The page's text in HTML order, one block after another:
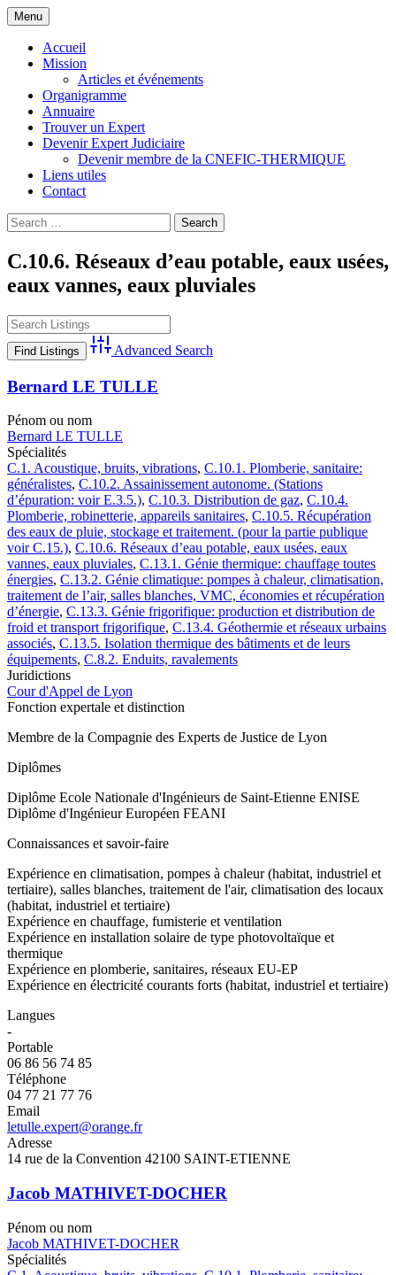
Skip
to
content
CNEFIC-THERMIQUE
Thermique Climatique et Frigorifique
Menu
Accueil
Mission
Articles et événements
Organigramme
Annuaire
Trouver un Expert
Devenir Expert Judiciaire
Devenir membre de la CNEFIC-THERMIQUE
Liens utiles
Contact
Search
for:
C.10.6. Réseaux d’eau potable, eaux usées,
eaux vannes, eaux pluviales
Advanced Search
Bernard LE TULLE
Pénom ou nom
Bernard LE TULLE
Spécialités
C.1. Acoustique, bruits, vibrations, C.10.1. Plomberie, sanitaire:
généralistes, C.10.2. Assainissement autonome. (Stations
d’épuration: voir E.3.5.), C.10.3. Distribution de gaz, C.10.4.
Plomberie, robinetterie, appareils sanitaires, C.10.5. Récupération
des eaux de pluie, stockage et traitement. (pour la partie publique
voir C.15.), C.10.6. Réseaux d’eau potable, eaux usées, eaux
vannes, eaux pluviales, C.13.1. Génie thermique: chauffage toutes
énergies, C.13.2. Génie climatique: pompes à chaleur, climatisation,
traitement de l’air, salles blanches, VMC, économies et récupération
d’énergie, C.13.3. Génie frigorifique: production et distribution de
froid et transport frigorifique, C.13.4. Géothermie et réseaux urbains
associés, C.13.5. Isolation thermique des bâtiments et de leurs
équipements, C.8.2. Enduits, ravalements
Juridictions
Cour d'Appel de Lyon
Fonction expertale et distinction
Membre de la Compagnie des Experts de Justice de Lyon
Diplômes
Diplôme Ecole Nationale d'Ingénieurs de Saint-Etienne ENISE
Diplôme d'Ingénieur Européen FEANI
Connaissances et savoir-faire
Expérience en climatisation, pompes à chaleur (habitat, industriel et
tertiaire), salles blanches, traitement de l'air, climatisation des locaux
(habitat, industriel et tertiaire)
Expérience en chauffage, fumisterie et ventilation
Expérience en installation solaire de type photovoltaïque et
thermique
Expérience en plomberie, sanitaires, réseaux EU-EP
Expérience en électricité courants forts (habitat, industriel et tertiaire)
Langues
-
Portable
06 86 56 74 85
Téléphone
04 77 21 77 76
Email
letulle.expert@orange.fr
Adresse
14 rue de la Convention 42100 SAINT-ETIENNE
Jacob MATHIVET-DOCHER
Pénom ou nom
Jacob MATHIVET-DOCHER
Spécialités